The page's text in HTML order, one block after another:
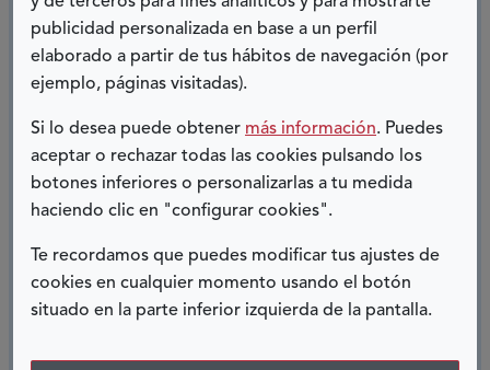
publicidad personalizada en base a un perfil
elaborado a partir de tus hábitos de navegación (por
ejemplo, páginas visitadas).
Si lo desea puede obtener más información. Puedes
aceptar o rechazar todas las cookies pulsando los
botones inferiores o personalizarlas a tu medida
haciendo clic en "configurar cookies".
Te recordamos que puedes modificar tus ajustes de
cookies en cualquier momento usando el botón
situado en la parte inferior izquierda de la pantalla.
personas, las diversas situaciones invitan por sí
solas a abrir la mente al cambio, a superar el reto
de hacerlo cada día más fácil, a trabajar para
superar, y aunque se siguen generando
situaciones de desigualdad social, también es
cierto que esta lucha de años ha conseguido
unos principios equitativos que reconocen los
mismos derechos para todos los ciudadanos; y
solo por eso, solo por hablar de derechos, ya
podemos decir que el paso que damos hacia